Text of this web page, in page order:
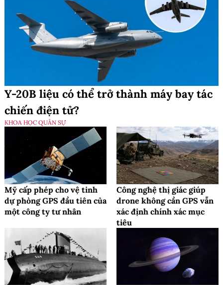
Y-20B liệu có thể trở thành máy bay tác
chiến điện tử?
KHOA HỌC QUÂN SỰ
Mỹ cấp phép cho vệ tinh
dự phòng GPS đầu tiên của
một công ty tư nhân
Công nghệ thị giác giúp
drone không cần GPS vẫn
xác định chính xác mục
tiêu